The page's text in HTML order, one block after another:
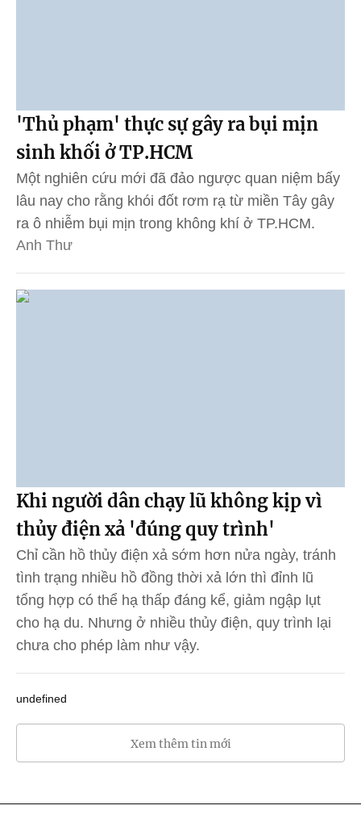
'Thủ phạm' thực sự gây ra bụi mịn
sinh khối ở TP.HCM
Một nghiên cứu mới đã đảo ngược quan niệm bấy
lâu nay cho rằng khói đốt rơm rạ từ miền Tây gây
ra ô nhiễm bụi mịn trong không khí ở TP.HCM.
Anh Thư
Khi người dân chạy lũ không kịp vì
thủy điện xả 'đúng quy trình'
Chỉ cần hồ thủy điện xả sớm hơn nửa ngày, tránh
tình trạng nhiều hồ đồng thời xả lớn thì đỉnh lũ
tổng hợp có thể hạ thấp đáng kể, giảm ngập lụt
cho hạ du. Nhưng ở nhiều thủy điện, quy trình lại
chưa cho phép làm như vậy.
undefined
Xem thêm tin mới